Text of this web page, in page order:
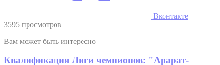
Вконтакте
3595 просмотров
Вам может быть интересно
Квалификация Лиги чемпионов: "Арарат-